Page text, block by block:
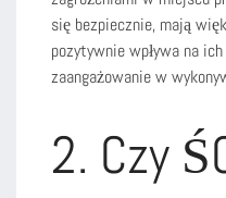
się bezpiecznie, mają
pozytywnie wpływa na
zaangażowanie w
2. Czy